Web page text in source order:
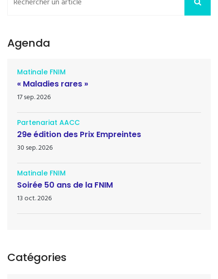
Agenda
Matinale FNIM
« Maladies rares »
17 sep. 2026
Partenariat AACC
29e édition des Prix Empreintes
30 sep. 2026
Matinale FNIM
Soirée 50 ans de la FNIM
13 oct. 2026
Catégories